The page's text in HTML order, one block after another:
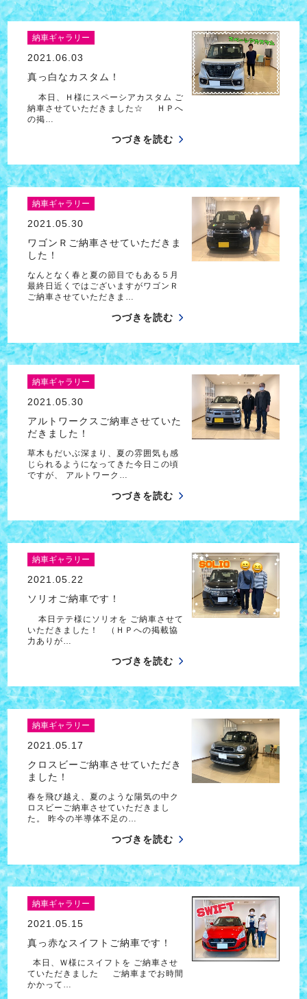
納車ギャラリー
2021.06.03
真っ白なカスタム！
本日、Ｈ様にスペーシアカスタム ご
納車させていただきました☆ ＨＰへ
の掲…
つづきを読む
納車ギャラリー
2021.05.30
ワゴンＲご納車させていただきま
した！
なんとなく春と夏の節目でもある５月
最終日近くではございますがワゴンＲ
ご納車させていただきま…
つづきを読む
納車ギャラリー
2021.05.30
アルトワークスご納車させていた
だきました！
草木もだいぶ深まり、夏の雰囲気も感
じられるようになってきた今日この頃
ですが、 アルトワーク…
つづきを読む
納車ギャラリー
2021.05.22
ソリオご納車です！
本日テテ様にソリオを ご納車させて
いただきました！ （ＨＰへの掲載協
力ありが…
つづきを読む
納車ギャラリー
2021.05.17
クロスビーご納車させていただき
ました！
春を飛び越え、夏のような陽気の中ク
ロスビーご納車させていただきまし
た。 昨今の半導体不足の…
つづきを読む
納車ギャラリー
2021.05.15
真っ赤なスイフトご納車です！
本日、Ｗ様にスイフトを ご納車させ
ていただきました ご納車までお時間
かかって…